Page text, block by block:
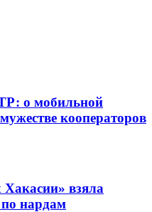
о мобильной
кооператоров
взяла
нардам